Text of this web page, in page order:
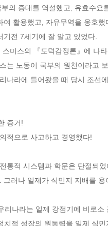
의 증대를 역설했고, 유효수
여 활용했고, 자유무역을 옹호
전 7세기에 잘 알고 있었다.
스미스의 『도덕감정론』에
는 노동이 국부의 원천이라고
나라에 들어왔을 때 당시 조선
증거!
적으로 사고하고 경영했다!
통적 시스템과 학문은 단절되
그러나 일제가 식민지 지배를
리나라는 일제 강점기에 비로
치적 성장의 원동력을 일제 식